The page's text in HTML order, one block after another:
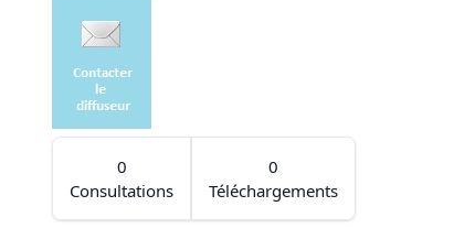
0
Consultations
0
Téléchargements